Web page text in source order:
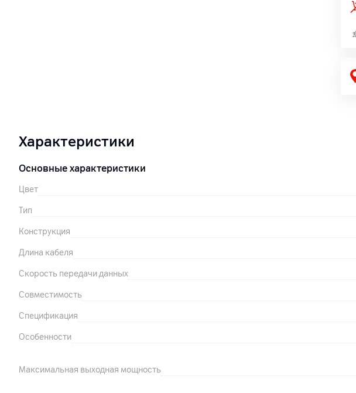
Характеристики
Основные характеристики
Цвет
Тип
Конструкция
Длина кабеля
Скорость передачи данных
Совместимость
Спецификация
Особенности
Максимальная выходная мощность